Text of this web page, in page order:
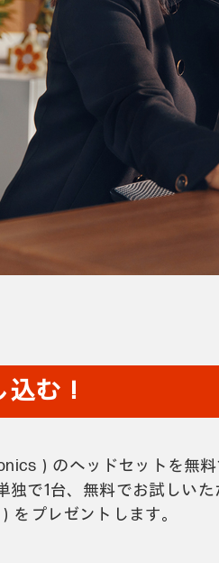
タグ一覧
む！
）のヘッドセットを無
で1台、無料でお試しいた
をプレゼントします。